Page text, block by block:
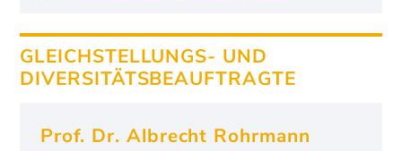
GLEICHSTELLUNGS- UND
DIVERSITÄTSBEAUFTRAGTE
Prof. Dr. Albrecht Rohrmann